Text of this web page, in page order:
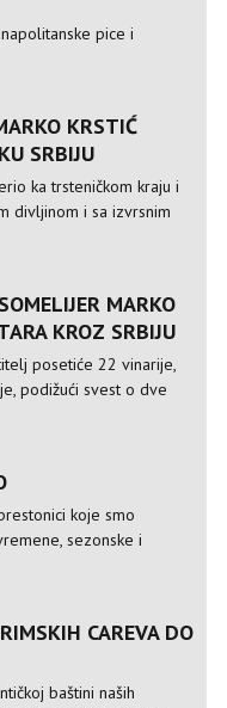
pice i
KRSTIĆ
SRBIJU
ka trsteničkom kraju i
divljinom i sa izvrsnim
MARKO
KROZ SRBIJU
posetiće 22 vinarije,
podižući svest o dve
koje smo
sezonske i
CAREVA DO
baštini naših